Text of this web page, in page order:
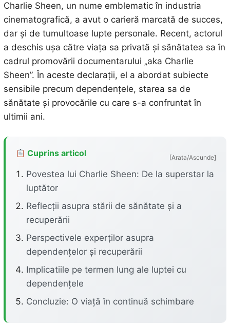
Charlie Sheen, un nume emblematic în industria
cinematografică, a avut o carieră marcată de succes,
dar și de tumultoase lupte personale. Recent, actorul
a deschis ușa către viața sa privată și sănătatea sa în
cadrul promovării documentarului „aka Charlie
Sheen”. În aceste declarații, el a abordat subiecte
sensibile precum dependențele, starea sa de
sănătate și provocările cu care s-a confruntat în
ultimii ani.
Cuprins articol [Arata/Ascunde]
Povestea lui Charlie Sheen: De la superstar la
luptător
Reflecții asupra stării de sănătate și a
recuperării
Perspectivele experților asupra
dependențelor și recuperării
Implicatiile pe termen lung ale luptei cu
dependențele
Concluzie: O viață în continuă schimbare